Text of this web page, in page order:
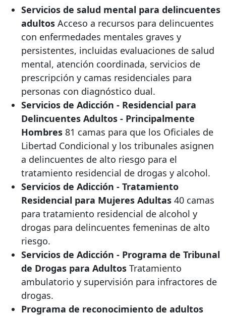
Servicios de salud mental para delincuentes
adultos Acceso a recursos para delincuentes
con enfermedades mentales graves y
persistentes, incluidas evaluaciones de salud
mental, atención coordinada, servicios de
prescripción y camas residenciales para
personas con diagnóstico dual.
Servicios de Adicción - Residencial para
Delincuentes Adultos - Principalmente
Hombres 81 camas para que los Oficiales de
Libertad Condicional y los tribunales asignen
a delincuentes de alto riesgo para el
tratamiento residencial de drogas y alcohol.
Servicios de Adicción - Tratamiento
Residencial para Mujeres Adultas 40 camas
para tratamiento residencial de alcohol y
drogas para delincuentes femeninas de alto
riesgo.
Servicios de Adicción - Programa de Tribunal
de Drogas para Adultos Tratamiento
ambulatorio y supervisión para infractores de
drogas.
Programa de reconocimiento de adultos